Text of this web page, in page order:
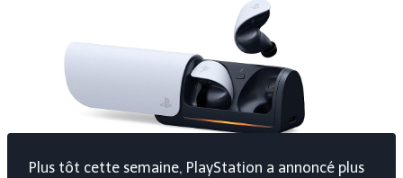
Plus tôt cette semaine, PlayStation a annoncé plus